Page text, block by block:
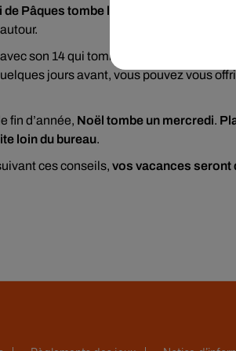
de Pâques tombe le 22 avril et le jeudi
son 14 qui tombe un dimanche,
jours avant, vous pouvez vous
fin d’année, Noël tombe un mercredi.
loin du bureau.
ces conseils, vos vacances seront